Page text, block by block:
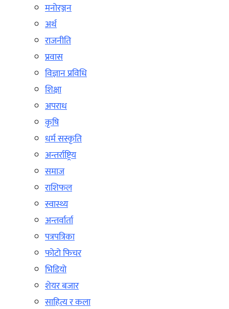
मनोरञ्जन
अर्थ
राजनीति
प्रवास
विज्ञान प्रविधि
शिक्षा
अपराध
कृषि
धर्म सस्कृति
अन्तर्राष्ट्रिय
समाज
राशिफल
स्वास्थ्य
अन्तर्वार्ता
पत्रपत्रिका
फोटो फिचर
भिडियो
शेयर बजार
साहित्य र कला